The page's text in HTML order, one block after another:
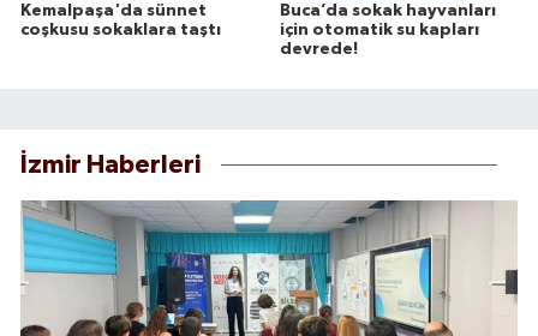
Kemalpaşa'da sünnet
coşkusu sokaklara taştı
Buca’da sokak hayvanları
için otomatik su kapları
devrede!
İzmir Haberleri